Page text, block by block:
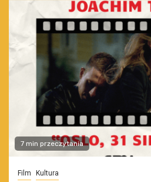
7 min przeczytania
Film Kultura